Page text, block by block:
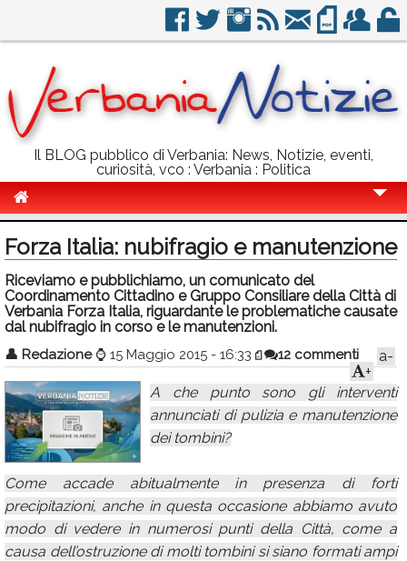
Il BLOG pubblico di Verbania: News, Notizie, eventi,
curiosità, vco : Verbania : Politica
Politica
Sport
Eventi
Info Utili
Rubriche
Calendario
Annunci
Forza Italia: nubifragio e manutenzione
Riceviamo e pubblichiamo, un comunicato del
Coordinamento Cittadino e Gruppo Consiliare della Città di
Verbania Forza Italia, riguardante le problematiche causate
dal nubifragio in corso e le manutenzioni.
👤 Redazione ⌚ 15 Maggio 2015 - 16:33 12 commenti
a-
+
A che punto sono gli interventi
annunciati di pulizia e manutenzione
dei tombini?
Come accade abitualmente in presenza di forti
precipitazioni, anche in questa occasione abbiamo avuto
modo di vedere in numerosi punti della Città, come a
causa dell’ostruzione di molti tombini si siano formati ampi